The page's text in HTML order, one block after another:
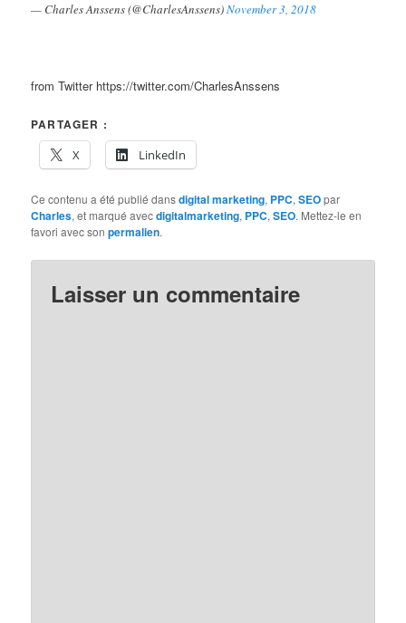
— Charles Anssens (@CharlesAnssens)November 3, 2018
from Twitter https://twitter.com/CharlesAnssens
PARTAGER :
X
LinkedIn
Ce contenu a été publié dansdigital marketing, PPC,SEOpar
Charles, et marqué avecdigitalmarketing, PPC,SEO. Mettez-le en
favori avec sonpermalien.
Laisser un commentaire